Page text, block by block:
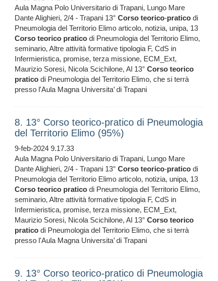
Aula Magna Polo Universitario di Trapani, Lungo Mare
Dante Alighieri, 2/4 - Trapani 13° Corso teorico-pratico di
Pneumologia del Territorio Elimo articolo, notizia, unipa, 13
Corso teorico pratico di Pneumologia del Territorio Elimo,
seminario, Altre attività formative tipologia F, CdS in
Infermieristica, promise, terza missione, ECM_Ext,
Maurizio Soresi, Nicola Scichilone, Al 13° Corso teorico
pratico di Pneumologia del Territorio Elimo, che si terrà
presso l'Aula Magna Universita’ di Trapani
8. 13° Corso teorico-pratico di Pneumologia
del Territorio Elimo (95%)
9-feb-2024 9.17.33
Aula Magna Polo Universitario di Trapani, Lungo Mare
Dante Alighieri, 2/4 - Trapani 13° Corso teorico-pratico di
Pneumologia del Territorio Elimo articolo, notizia, unipa, 13
Corso teorico pratico di Pneumologia del Territorio Elimo,
seminario, Altre attività formative tipologia F, CdS in
Infermieristica, promise, terza missione, ECM_Ext,
Maurizio Soresi, Nicola Scichilone, Al 13° Corso teorico
pratico di Pneumologia del Territorio Elimo, che si terrà
presso l'Aula Magna Universita’ di Trapani
9. 13° Corso teorico-pratico di Pneumologia